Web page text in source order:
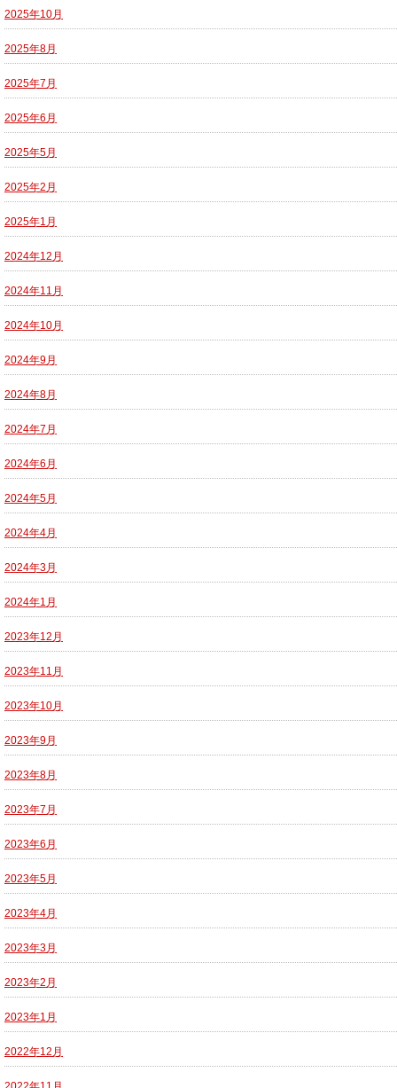
2025年10月
2025年8月
2025年7月
2025年6月
2025年5月
2025年2月
2025年1月
2024年12月
2024年11月
2024年10月
2024年9月
2024年8月
2024年7月
2024年6月
2024年5月
2024年4月
2024年3月
2024年1月
2023年12月
2023年11月
2023年10月
2023年9月
2023年8月
2023年7月
2023年6月
2023年5月
2023年4月
2023年3月
2023年2月
2023年1月
2022年12月